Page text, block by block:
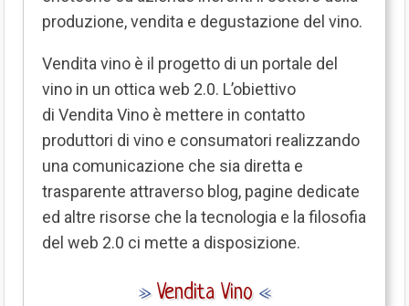
produzione, vendita e degustazione del vino.
Vendita vino è il progetto di un portale del
vino in un ottica web 2.0. L’obiettivo
di Vendita Vino è mettere in contatto
produttori di vino e consumatori realizzando
una comunicazione che sia diretta e
trasparente attraverso blog, pagine dedicate
ed altre risorse che la tecnologia e la filosofia
del web 2.0 ci mette a disposizione.
»Vendita Vino«